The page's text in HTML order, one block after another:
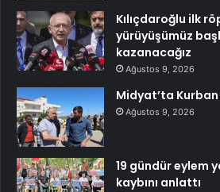
Kılıçdaroğlu ilk
yürüyüşümüz
kazanacağız
Ağustos 9, 2026
Midyat’ta Kurban
Ağustos 9, 2026
19 gündür eylem
kaybını anlattı